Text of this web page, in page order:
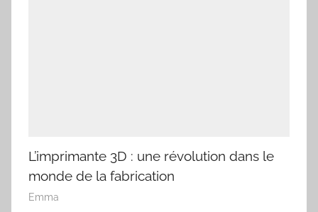
L’imprimante 3D : une révolution dans le
monde de la fabrication
Emma